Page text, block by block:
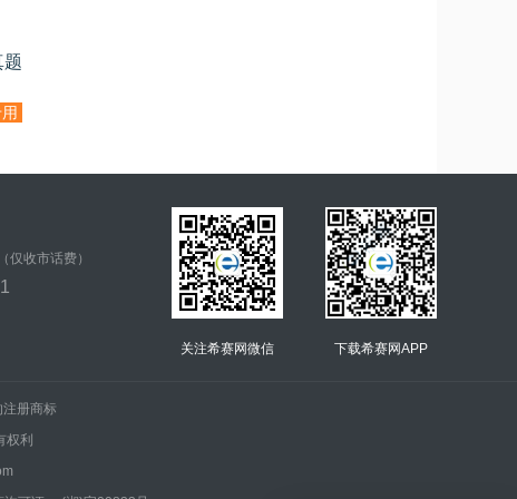
题
（仅收市话费）
关注希赛网微信 下载希赛网APP
册商标
权利